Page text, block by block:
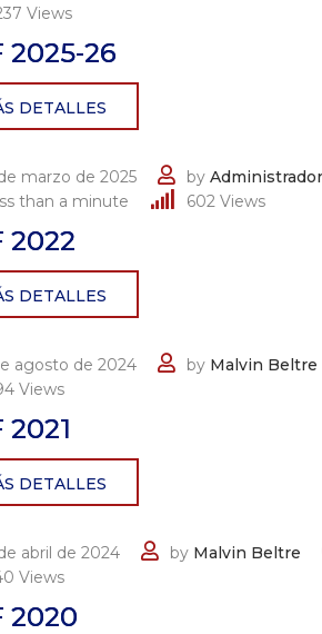
Views
2025-26
DETALLES
marzo de 2025 by
than a minute
602 Views
2022
DETALLES
agosto de 2024 by Malvin Beltre
Views
2021
DETALLES
abril de 2024 by Malvin Beltre
Views
2020